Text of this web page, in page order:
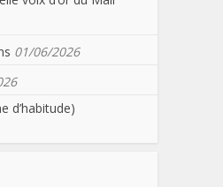
01/06/2026
d’habitude)